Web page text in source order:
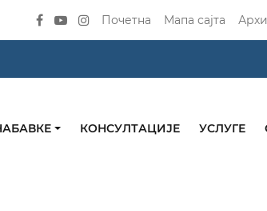
Почетна Мапа сајта
КОНСУЛТАЦИЈЕ УСЛУГЕ